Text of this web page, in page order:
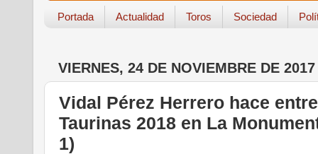
Portada Actualidad Toros Sociedad
VIERNES, 24 DE NOVIEMBRE DE 2017
Vidal Pérez Herrero hace
Taurinas 2018 en La
1)